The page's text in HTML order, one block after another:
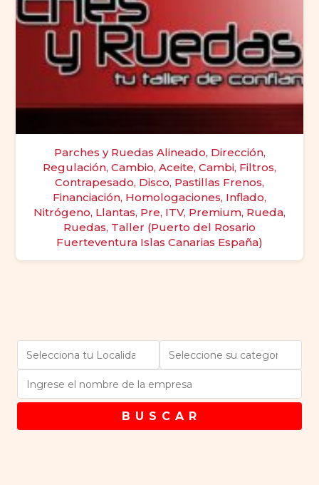
Parches y Ruedas Alineado, Dirección,
Regulación, Cambio, Aceite, Cambi, Filtros,
Contrapesado, Disco, Pastillas Frenos,
Financiación, Homologaciones, Inflado,
Nitrógeno, Llantas, Pre, ITV, Premium, Rueda,
Ruedas, Taller (Puerto del Rosario
Fuerteventura Islas Canarias España)
B U S C A R